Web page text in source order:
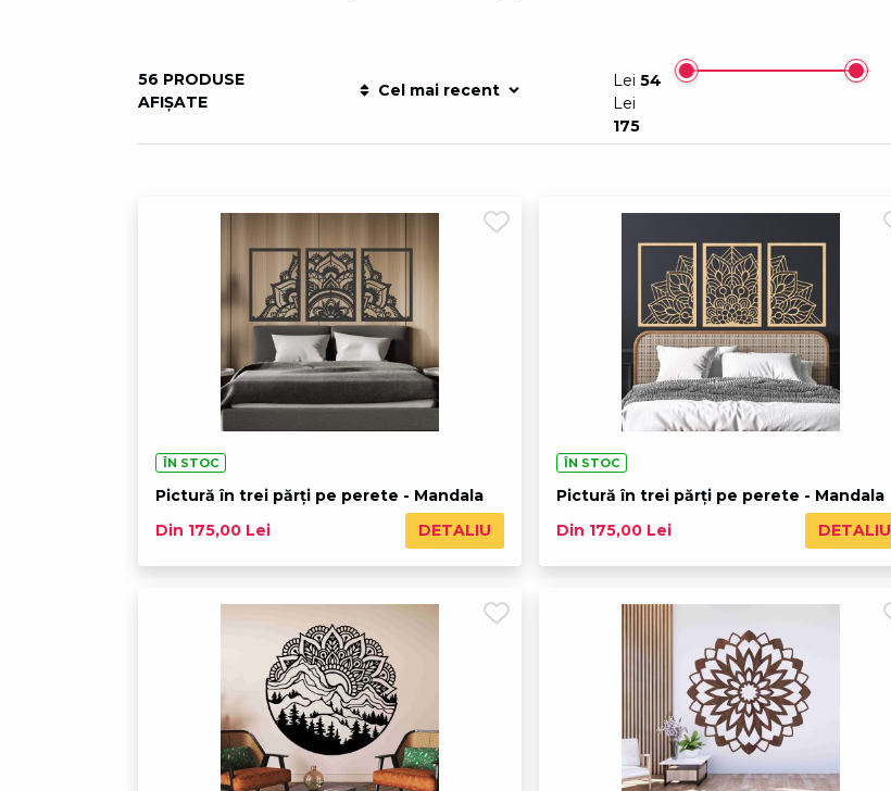
56 PRODUSE
AFIȘATE
Cel mai recent Lei 54
Lei
175
ÎN STOC
Pictură în trei părți pe perete - Mandala
Din 175,00 Lei
DETALIU
ÎN STOC
Pictură în trei părți pe perete - Mandala
Din 175,00 Lei
DETALIU